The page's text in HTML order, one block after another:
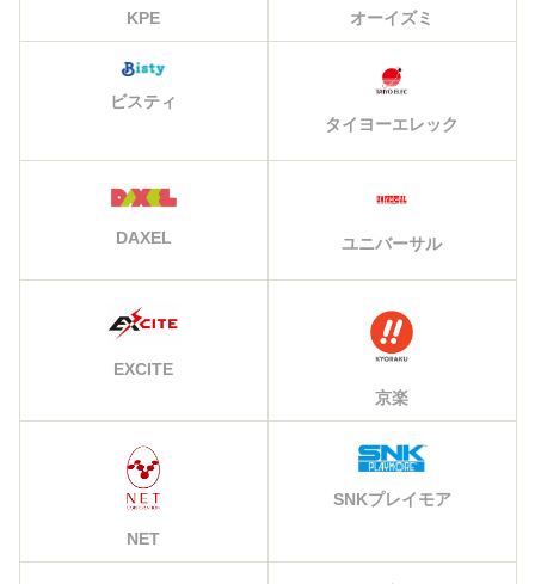
KPE オーイズミ
ビスティ
タイヨーエレック
DAXEL ユニバーサル
EXCITE
京楽
NET
SNKプレイモア